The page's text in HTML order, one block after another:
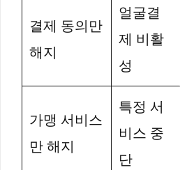
결제 동의만
해지
얼굴결
제 비활
성
가맹 서비스
만 해지
특정 서
비스 중
단